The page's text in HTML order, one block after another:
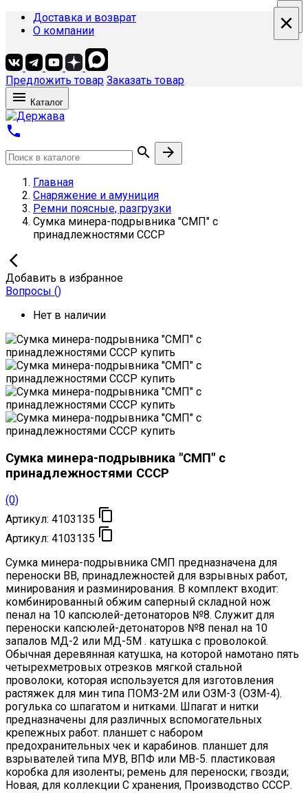
Доставка и возврат
О компании
Предложить товар Заказать товар
 Каталог



Главная
Снаряжение и амуниция
Ремни поясные, разгрузки
Сумка минера-подрывника "СМП" с
принадлежностями СССР

Добавить в избранное
Вопросы ()
Нет в наличии
Сумка минера-подрывника "СМП" с
принадлежностями СССР
(0)
Артикул: 4103135 
Артикул: 4103135 
Сумка минера-подрывника СМП предназначена для
переноски ВВ, принадлежностей для взрывных работ,
минирования и разминирования. В комплект входит:
комбинированный обжим саперный складной нож
пенал на 10 капсюлей-детонаторов №8. Служит для
переноски капсюлей-детонаторов №8 пенал на 10
запалов МД-2 или МД-5М . катушка с проволокой.
Обычная деревянная катушка, на которой намотано пять
четырехметровых отрезков мягкой стальной
проволоки, которая используется для изготовления
растяжек для мин типа ПОМЗ-2М или ОЗМ-3 (ОЗМ-4).
рогулька со шпагатом и нитками. Шпагат и нитки
предназначены для различных вспомогательных
крепежных работ. планшет с набором
предохранительных чек и карабинов. планшет для
взрывателей типа МУВ, ВПФ или МВ-5. пластиковая
коробка для изоленты; ремень для переноски; гвозди;
Новая, для коллекции С хранения, Производство СССР.
×
×
×
×